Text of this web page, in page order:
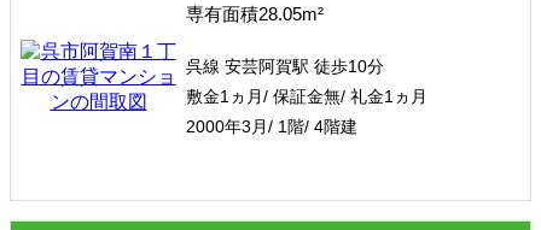
専有面積28.05m²
呉線 安芸阿賀駅 徒歩10分
敷金1ヵ月/ 保証金無/ 礼金1ヵ月
2000年3月/ 1階/ 4階建